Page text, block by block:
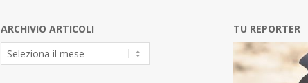
ARCHIVIO ARTICOLI
Archivio
Articoli
TU REPORTER